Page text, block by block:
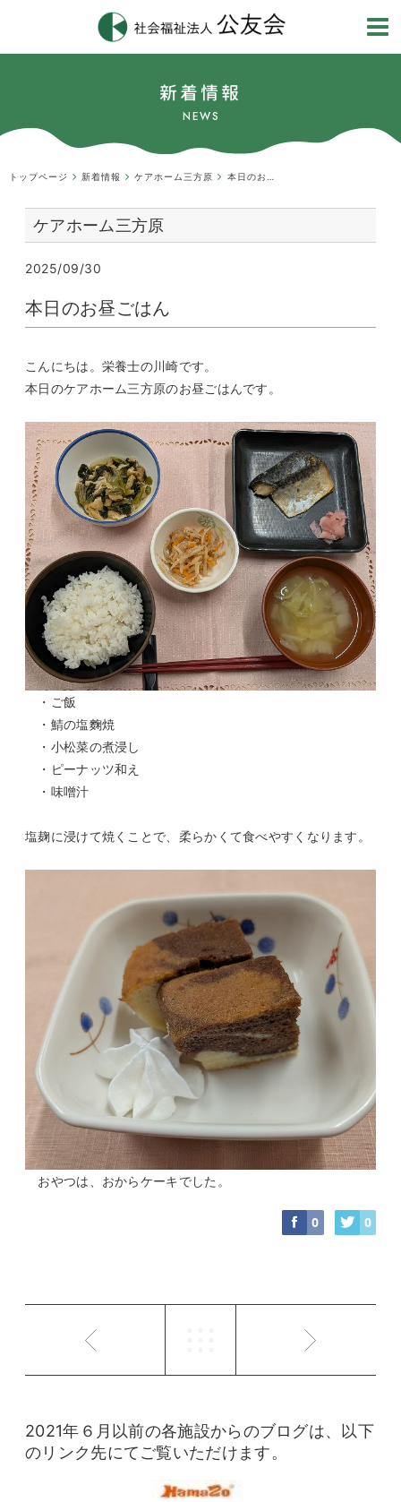
新着情報
NEWS
トップページ 新着情報 ケアホーム三方原
ケアホーム三方原
2025/09/30
本日のお昼ごはん
こんにちは。栄養士の川崎です。
本日のケアホーム三方原のお昼ごはんです。
・ご飯
・鯖の塩麴焼
・小松菜の煮浸し
・ピーナッツ和え
・味噌汁
塩麹に浸けて焼くことで、柔らかくて食べやすくなります。
おやつは、おからケーキでした。
0 0
2021年６月以前の各施設からのブログは、以下
のリンク先にてご覧いただけます。